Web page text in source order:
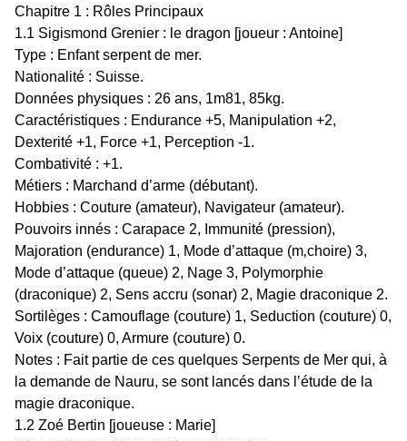
Chapitre 1 : Rôles Principaux
1.1 Sigismond Grenier : le dragon [joueur : Antoine]
Type : Enfant serpent de mer.
Nationalité : Suisse.
Données physiques : 26 ans, 1m81, 85kg.
Caractéristiques : Endurance +5, Manipulation +2,
Dexterité +1, Force +1, Perception -1.
Combativité : +1.
Métiers : Marchand d’arme (débutant).
Hobbies : Couture (amateur), Navigateur (amateur).
Pouvoirs innés : Carapace 2, Immunité (pression),
Majoration (endurance) 1, Mode d’attaque (m‚choire) 3,
Mode d’attaque (queue) 2, Nage 3, Polymorphie
(draconique) 2, Sens accru (sonar) 2, Magie draconique 2.
Sortilèges : Camouflage (couture) 1, Seduction (couture) 0,
Voix (couture) 0, Armure (couture) 0.
Notes : Fait partie de ces quelques Serpents de Mer qui, à
la demande de Nauru, se sont lancés dans l’étude de la
magie draconique.
1.2 Zoé Bertin [joueuse : Marie]